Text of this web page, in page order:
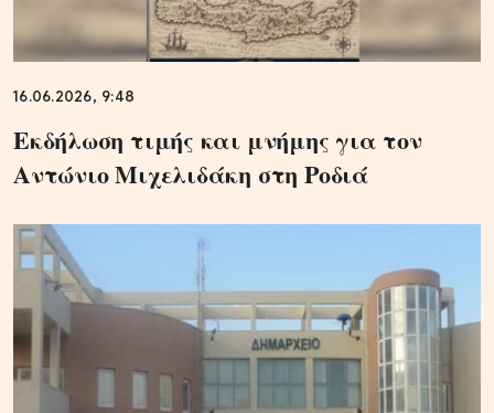
16.06.2026, 9:48
Εκδήλωση τιμής και μνήμης για τον
Αντώνιο Μιχελιδάκη στη Ροδιά